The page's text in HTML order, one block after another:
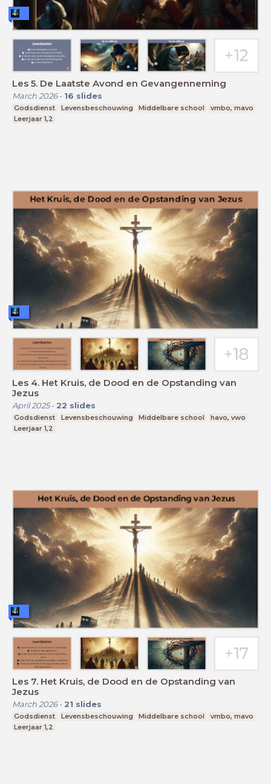
Les 5. De Laatste Avond en Gevangenneming
March 2026- 16 slides
Godsdienst Levensbeschouwing Middelbare school
vmbo, mavo
Leerjaar 1,2
Les 4. Het Kruis, de Dood en de Opstanding van
Jezus
April 2025- 22 slides
Godsdienst Levensbeschouwing Middelbare school
havo, vwo
Leerjaar 1,2
Les 7. Het Kruis, de Dood en de Opstanding van
Jezus
March 2026- 21 slides
Godsdienst Levensbeschouwing Middelbare school
vmbo, mavo
Leerjaar 1,2